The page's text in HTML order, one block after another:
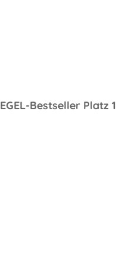
Bestseller Platz 1